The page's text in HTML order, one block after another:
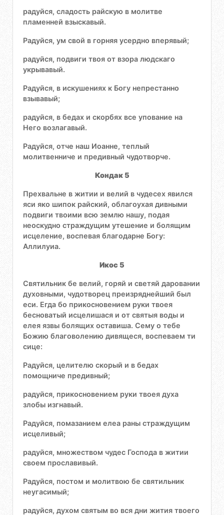
радуйся, сладость райскую в молитве
пламенней взыскавый.
Радуйся, ум свой в горняя усердно вперявый;
радуйся, подвиги твоя от взора людскаго
укрывавый.
Радуйся, в искушениях к Богу непрестанно
взывавый;
радуйся, в бедах и скорбях все упование на
Него возлагавый.
Радуйся, отче наш Иоанне, теплый
молитвенниче и предивный чудотворче.
Кондак 5
Прехвальне в житии и велий в чудесех явился
яси яко шипок райский, облагоухая дивными
подвиги твоими всю землю нашу, подая
неоскудно страждущим утешение и болящим
исцеление, воспевая благодарне Богу:
Аллилуиа.
Икос 5
Святильник бе велий, горяй и светяй даровании
духовными, чудотворец преизряднейший был
еси. Егда бо прикосновением руки твоея
бесноватый исцелишася и от святыя воды и
елея язвы болящих оставиша. Сему о тебе
Божию благоволению дивящеся, воспеваем ти
сице:
Радуйся, целителю скорый и в бедах
помощниче предивный;
радуйся, прикосновением руки твоея духа
злобы изгнавый.
Радуйся, помазанием елеа раны страждущим
исцеливый;
радуйся, множеством чудес Господа в житии
своем прославивый.
Радуйся, постом и молитвою бе святильник
неугасимый;
радуйся, духом святым во вся дни жития твоего